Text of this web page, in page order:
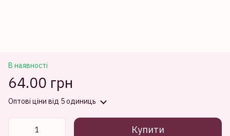
В наявності
64.00 грн
Оптові ціни від 5 одиниць
Купити